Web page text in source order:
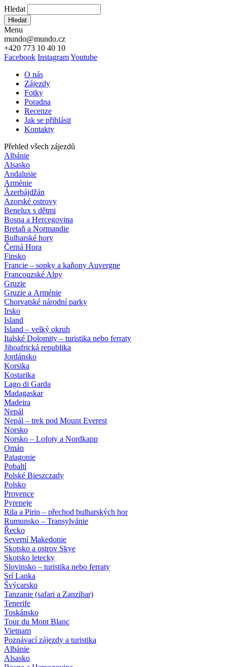
Hledat
Hledat
Menu
mundo@mundo.cz
+420 773 10 40 10
Facebook InstagramYoutube
O nás
Zájezdy
Fotky
Poradna
Recenze
Jak se přihlásit
Kontakty
Přehled všech zájezdů
Albánie
Alsasko
Andalusie
Arménie
Ázerbájdžán
Azorské ostrovy
Benelux s dětmi
Bosna a Hercegovina
Bretaň a Normandie
Bulharské hory
Černá Hora
Finsko
Francie – sopky a kaňony Auvergne
Francouzské Alpy
Gruzie
Gruzie a Arménie
Chorvatské národní parky
Irsko
Island
Island – velký okruh
Italské Dolomity – turistika nebo ferraty
Jihoafrická republika
Jordánsko
Korsika
Kostarika
Lago di Garda
Madagaskar
Madeira
Nepál
Nepál – trek pod Mount Everest
Norsko
Norsko – Lofoty a Nordkapp
Omán
Patagonie
Pobaltí
Polské Bieszczady
Polsko
Provence
Pyreneje
Rila a Pirin – přechod bulharských hor
Rumunsko – Transylvánie
Řecko
Severní Makedonie
Skotsko a ostrov Skye
Skotsko letecky
Slovinsko – turistika nebo ferraty
Srí Lanka
Švýcarsko
Tanzanie (safari a Zanzibar)
Tenerife
Toskánsko
Tour du Mont Blanc
Vietnam
Poznávací zájezdy a turistika
Albánie
Alsasko